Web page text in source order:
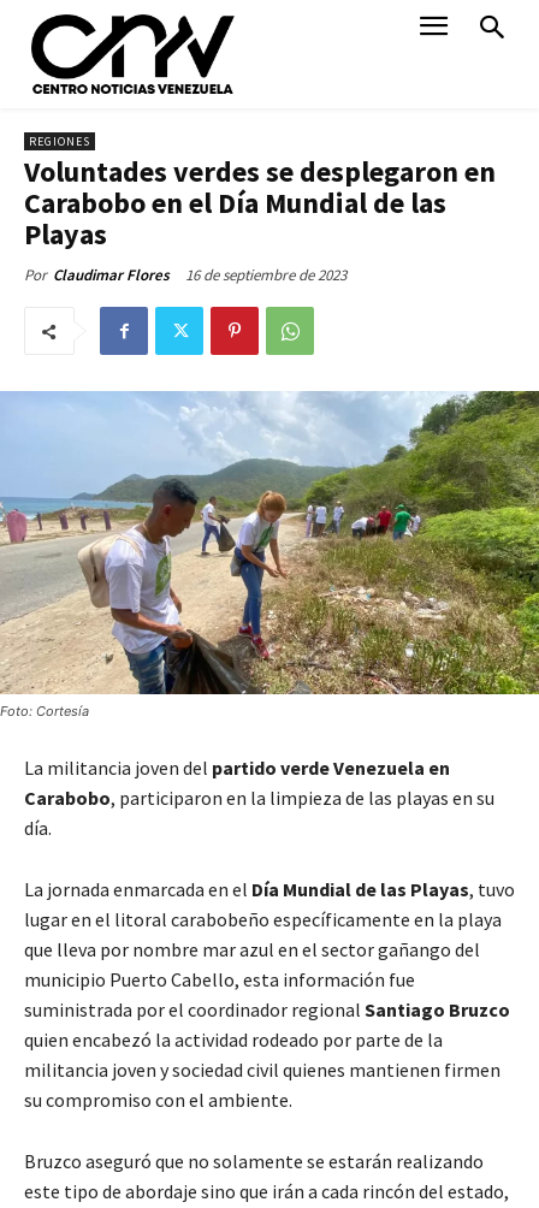
REGIONES
Voluntades verdes se desplegaron en
Carabobo en el Día Mundial de las
Playas
Por Claudimar Flores 16 de septiembre de 2023
Foto: Cortesía
La militancia joven del partido verde Venezuela en
Carabobo, participaron en la limpieza de las playas en su
día.
La jornada enmarcada en el Día Mundial de las Playas, tuvo
lugar en el litoral carabobeño específicamente en la playa
que lleva por nombre mar azul en el sector gañango del
municipio Puerto Cabello, esta información fue
suministrada por el coordinador regional Santiago Bruzco
quien encabezó la actividad rodeado por parte de la
militancia joven y sociedad civil quienes mantienen firmen
su compromiso con el ambiente.
Bruzco aseguró que no solamente se estarán realizando
este tipo de abordaje sino que irán a cada rincón del estado,